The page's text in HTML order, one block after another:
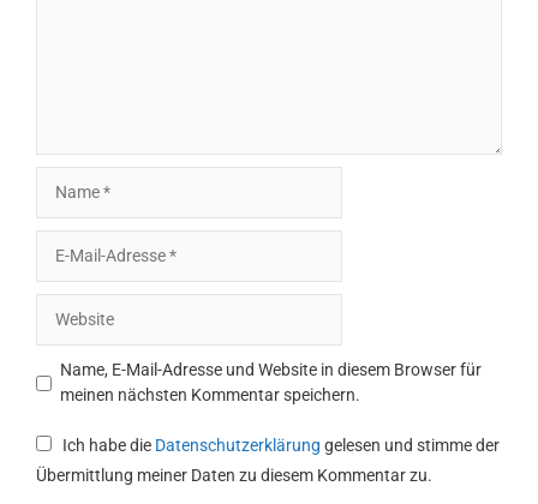
Mail-
Adresse
Name, E-Mail-Adresse und Website in diesem Browser für
meinen nächsten Kommentar speichern.
Ich habe die Datenschutzerklärung gelesen und stimme der
Übermittlung meiner Daten zu diesem Kommentar zu.